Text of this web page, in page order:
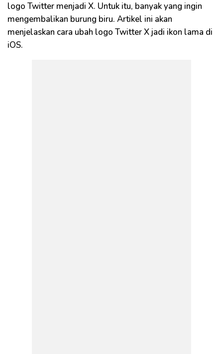
logo Twitter menjadi X. Untuk itu, banyak yang ingin
mengembalikan burung biru. Artikel ini akan
menjelaskan cara ubah logo Twitter X jadi ikon lama di
iOS.